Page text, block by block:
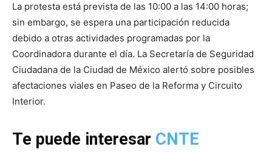
La protesta está prevista de las 10:00 a las 14:00 horas;
sin embargo, se espera una participación reducida
debido a otras actividades programadas por la
Coordinadora durante el día. La Secretaría de Seguridad
Ciudadana de la Ciudad de México alertó sobre posibles
afectaciones viales en Paseo de la Reforma y Circuito
Interior.
Te puede interesar CNTE